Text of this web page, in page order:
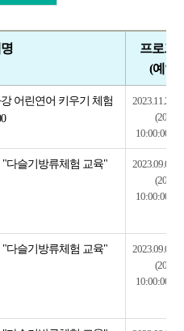
프로그
(예약
어린연어 키우기 체험
다슬기방류체험 교육"
다슬기방류체험 교육"